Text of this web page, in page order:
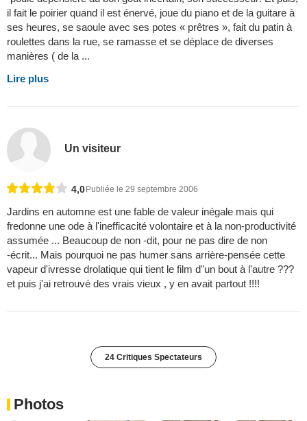
il fait le poirier quand il est énervé, joue du piano et de la guitare à
ses heures, se saoule avec ses potes « prêtres », fait du patin à
roulettes dans la rue, se ramasse et se déplace de diverses
manières ( de la ...
Lire plus
Un visiteur
4,0Publiée le 29 septembre 2006
Jardins en automne est une fable de valeur inégale mais qui
fredonne une ode à l'inefficacité volontaire et à la non-productivité
assumée ... Beaucoup de non -dit, pour ne pas dire de non
-écrit... Mais pourquoi ne pas humer sans arrière-pensée cette
vapeur d'ivresse drolatique qui tient le film d"un bout à l'autre ???
et puis j'ai retrouvé des vrais vieux , y en avait partout !!!!
24 Critiques Spectateurs
Photos